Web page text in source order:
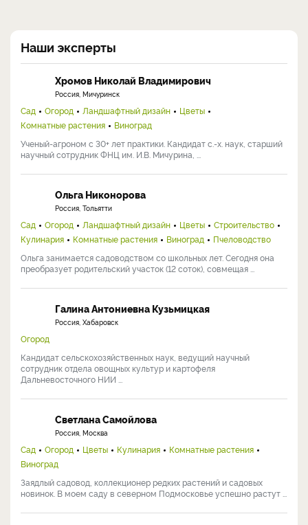
Наши эксперты
Хромов Николай Владимирович
Россия, Мичуринск
Сад Огород Ландшафтный дизайн
Цветы
Комнатные растения
Виноград
Ученый-агроном с 30+ лет практики. Кандидат с.-х. наук, старший
научный сотрудник ФНЦ им. И.В. Мичурина, ...
Ольга Никонорова
Россия, Тольятти
Сад Огород Ландшафтный дизайн Цветы
Строительство
Кулинария
Комнатные растения Виноград
Пчеловодство
Ольга занимается садоводством со школьных лет. Сегодня она
преобразует родительский участок (12 соток), совмещая ...
Галина Антониевна Кузьмицкая
Россия, Хабаровск
Огород
Кандидат сельскохозяйственных наук, ведущий научный
сотрудник отдела овощных культур и картофеля
Дальневосточного НИИ ...
Светлана Самойлова
Россия, Москва
Сад Огород Цветы Кулинария
Комнатные растения
Виноград
Заядлый садовод, коллекционер редких растений и садовых
новинок. В моем саду в северном Подмосковье успешно растут ...